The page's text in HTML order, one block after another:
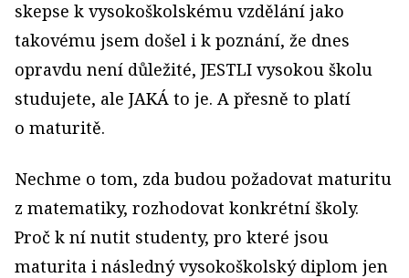
skepse k vysokoškolskému vzdělání jako
takovému jsem došel i k poznání, že dnes
opravdu není důležité, JESTLI vysokou školu
studujete, ale JAKÁ to je. A přesně to platí
o maturitě.
Nechme o tom, zda budou požadovat maturitu
z matematiky, rozhodovat konkrétní školy.
Proč k ní nutit studenty, pro které jsou
maturita i následný vysokoškolský diplom jen